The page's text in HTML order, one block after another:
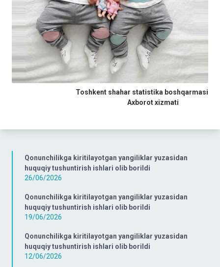
Qonunchilikga kiritilayotgan yangiliklar yuzasidan
huquqiy tushuntirish ishlari olib borildi
26/06/2026
Qonunchilikga kiritilayotgan yangiliklar yuzasidan
huquqiy tushuntirish ishlari olib borildi
19/06/2026
Qonunchilikga kiritilayotgan yangiliklar yuzasidan
huquqiy tushuntirish ishlari olib borildi
12/06/2026
Toshkent shahar statistika boshqarmasi
Axborot xizmati